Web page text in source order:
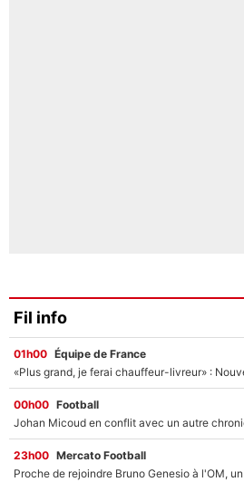
Fil info
01h00 Équipe de France
00h00 Football
23h00 Mercato Football